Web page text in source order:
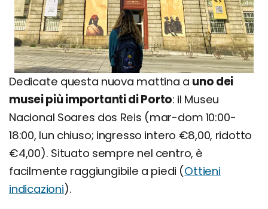
Dedicate questa nuova mattina a uno dei
musei più importanti di Porto: il Museu
Nacional Soares dos Reis (mar-dom 10:00-
18:00, lun chiuso; ingresso intero €8,00, ridotto
€4,00). Situato sempre nel centro, è
facilmente raggiungibile a piedi (Ottieni
indicazioni).